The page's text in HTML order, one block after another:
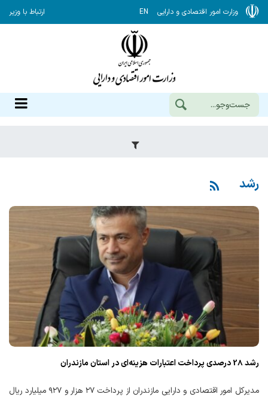
وزارت امور اقتصادی و دارایی EN ارتباط با وزیر
رشد
رشد 28 درصدی پرداخت اعتبارات هزینه‌ای در استان مازندران
مدیرکل امور اقتصادی و دارایی مازندران از پرداخت ۲۷ هزار و ۹۲۷ میلیارد ریال